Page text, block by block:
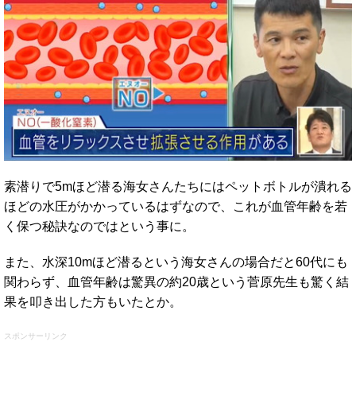
素潜りで5mほど潜る海女さんたちにはペットボトルが潰れる
ほどの水圧がかかっているはずなので、これが血管年齢を若
く保つ秘訣なのではという事に。
また、水深10mほど潜るという海女さんの場合だと60代にも
関わらず、血管年齢は驚異の約20歳という菅原先生も驚く結
果を叩き出した方もいたとか。
スポンサーリンク